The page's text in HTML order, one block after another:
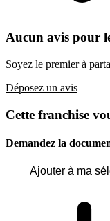
Aucun avis pour
Soyez le premier à
Déposez un avis
Cette franchise
Demandez la
Ajouter à ma